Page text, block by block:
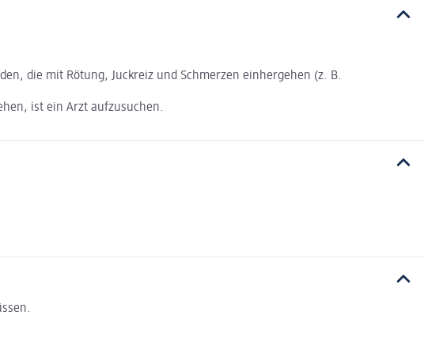
die mit Rötung, Juckreiz und Schmerzen einhergehen (z. B.
ist ein Arzt aufzusuchen.